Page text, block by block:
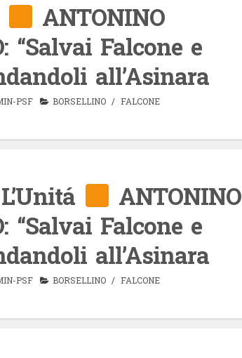
ANTONINO
“Salvai Falcone e
all’Asinara
PSF BORSELLINO / FALCONE
ANTONINO
“Salvai Falcone e
all’Asinara
PSF BORSELLINO / FALCONE